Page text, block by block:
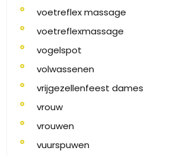
voetreflex massage
voetreflexmassage
vogelspot
volwassenen
vrijgezellenfeest dames
vrouw
vrouwen
vuurspuwen